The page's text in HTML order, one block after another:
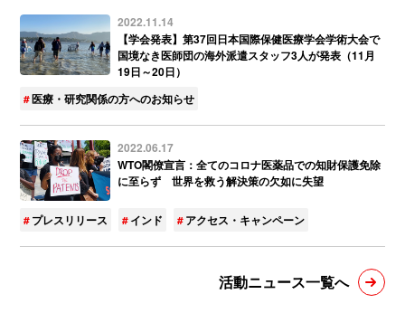
2022.11.14
【学会発表】第37回日本国際保健医療学会学術大会で
国境なき医師団の海外派遣スタッフ3人が発表（11月
19日～20日）
医療・研究関係の方へのお知らせ
2022.06.17
WTO閣僚宣言：全てのコロナ医薬品での知財保護免除
に至らず 世界を救う解決策の欠如に失望
プレスリリース インド アクセス・キャンペーン
活動ニュース一覧へ